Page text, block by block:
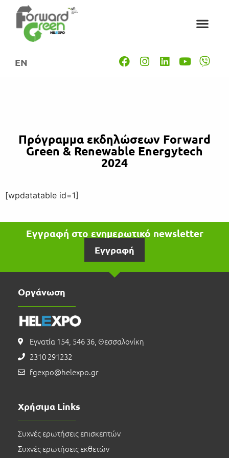
EN
Πρόγραμμα εκδηλώσεων Forward
Green & Renewable Energytech
2024
[wpdatatable id=1]
Εγγραφή στο ενημερωτικό newsletter
Εγγραφή
Οργάνωση
Εγνατία 154, 546 36, Θεσσαλονίκη
2310 291232
fgexpo@helexpo.gr
Χρήσιμα Links
Συχνές ερωτήσεις επισκεπτών
Συχνές ερωτήσεις εκθετών